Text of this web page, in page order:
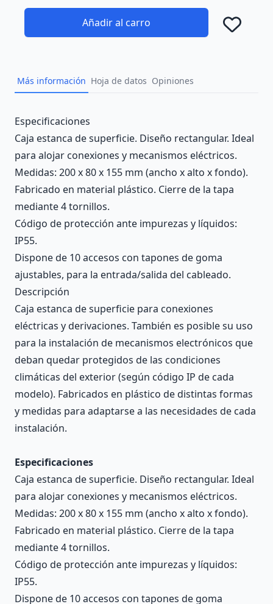
Añadir al carro
Más información Hoja de datos Opiniones
Description
Especificaciones
Caja estanca de superficie. Diseño rectangular. Ideal
para alojar conexiones y mecanismos eléctricos.
Medidas: 200 x 80 x 155 mm (ancho x alto x fondo).
Fabricado en material plástico. Cierre de la tapa
mediante 4 tornillos.
Código de protección ante impurezas y líquidos:
IP55.
Dispone de 10 accesos con tapones de goma
ajustables, para la entrada/salida del cableado.
Descripción
Caja estanca de superficie para conexiones
eléctricas y derivaciones. También es posible su uso
para la instalación de mecanismos electrónicos que
deban quedar protegidos de las condiciones
climáticas del exterior (según código IP de cada
modelo). Fabricados en plástico de distintas formas
y medidas para adaptarse a las necesidades de cada
instalación.
Especificaciones
Caja estanca de superficie. Diseño rectangular. Ideal
para alojar conexiones y mecanismos eléctricos.
Medidas: 200 x 80 x 155 mm (ancho x alto x fondo).
Fabricado en material plástico. Cierre de la tapa
mediante 4 tornillos.
Código de protección ante impurezas y líquidos:
IP55.
Dispone de 10 accesos con tapones de goma